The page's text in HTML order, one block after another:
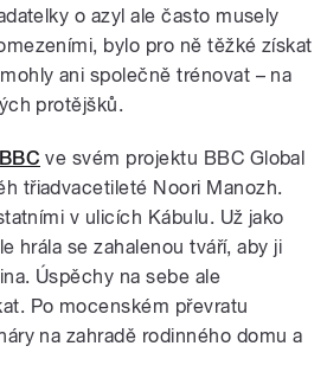
o azyl ale často musely
bylo pro ně těžké získat
ani společně trénovat – na
protějšků.
BBC ve svém projektu BBC Global
třiadvacetileté Noori Manozh.
v ulicích Kábulu. Už jako
hrála se zahalenou tváří, aby ji
Úspěchy na sebe ale
Po mocenském převratu
na zahradě rodinného domu a